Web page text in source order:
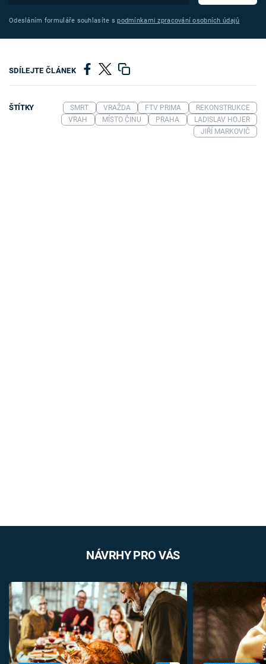
Odesláním formuláře souhlasíte spodmínkami zpracování osobních údajů
SDÍLEJTE ČLÁNEK
ŠTÍTKY SMRT VRAŽDA FTV PRIMA
REKONSTRUKCE
VRAH
MÍSTO ČINU PRAHA
LADISLAV HOJER
JIŘÍ MARKOVIČ
NÁVRHY PRO VÁS